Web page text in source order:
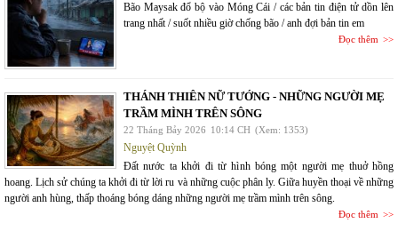
Bão Maysak đổ bộ vào Móng Cái / các bản tin điện tử dồn lên
trang nhất / suốt nhiều giờ chống bão / anh đợi bản tin em
Đọc thêm
THÁNH THIÊN NỮ TƯỚNG - NHỮNG NGƯỜI MẸ
TRẦM MÌNH TRÊN SÔNG
22 Tháng Bảy 2026 10:14 CH (Xem: 1353)
Nguyệt Quỳnh
Đất nước ta khởi đi từ hình bóng một người mẹ thuở hồng
hoang. Lịch sử chúng ta khởi đi từ lời ru và những cuộc phân ly. Giữa huyền thoại về những
người anh hùng, thấp thoáng bóng dáng những người mẹ trầm mình trên sông.
Đọc thêm